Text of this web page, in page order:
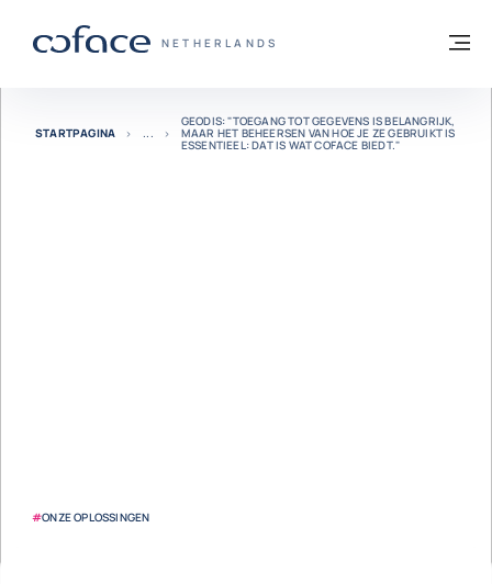
COFACE, FOR TRADE - GROEP WEBSITE
NETHERLANDS
Terug naar startpagina
#ONZE OPLOSSINGEN
STARTPAGINA
GEODIS: "TOEGANG TOT GEGEVENS IS BELANGRIJK,
MAAR HET BEHEERSEN VAN HOE JE ZE GEBRUIKT IS
ESSENTIEEL: DAT IS WAT COFACE BIEDT."